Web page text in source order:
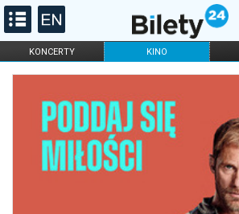
KONCERTY KINO
FILHARMONIA OPERA I BALET
DLA DZIECI
ONLINE